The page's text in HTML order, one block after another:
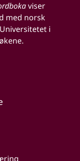
viser
med norsk
i